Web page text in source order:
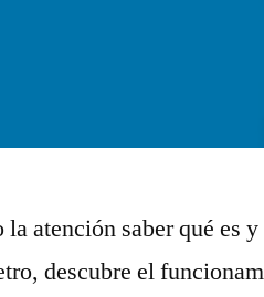
la atención saber qué es
descubre el